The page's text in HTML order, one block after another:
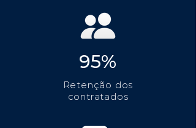
95%
Retenção dos
contratados